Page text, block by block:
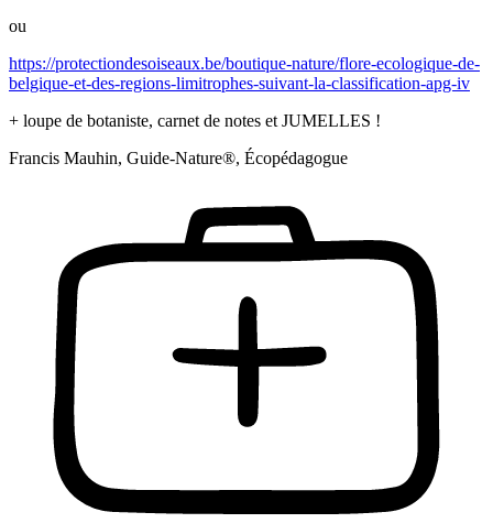
ou
https://protectiondesoiseaux.be/boutique-nature/flore-ecologique-de-
belgique-et-des-regions-limitrophes-suivant-la-classification-apg-iv
+ loupe de botaniste, carnet de notes et JUMELLES !
Francis Mauhin, Guide-Nature®, Écopédagogue